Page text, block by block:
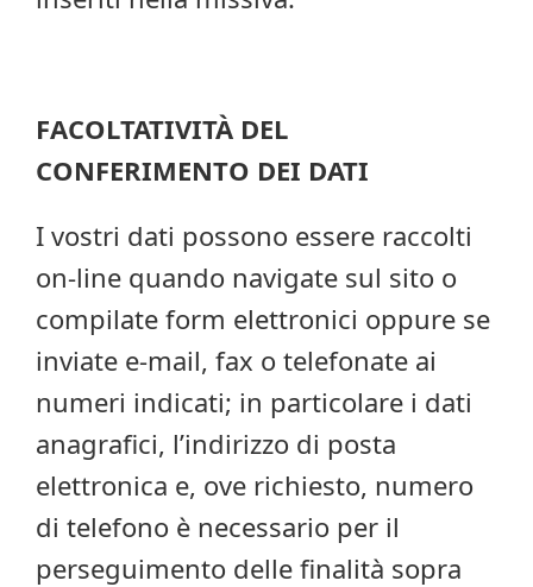
FACOLTATIVITÀ DEL
CONFERIMENTO DEI DATI
I vostri dati possono essere raccolti
on-line quando navigate sul sito o
compilate form elettronici oppure se
inviate e-mail, fax o telefonate ai
numeri indicati; in particolare i dati
anagrafici, l’indirizzo di posta
elettronica e, ove richiesto, numero
di telefono è necessario per il
perseguimento delle finalità sopra